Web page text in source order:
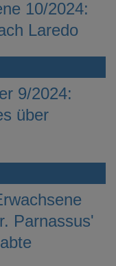
10/2024:
Laredo
9/2024:
über
Parnassus'